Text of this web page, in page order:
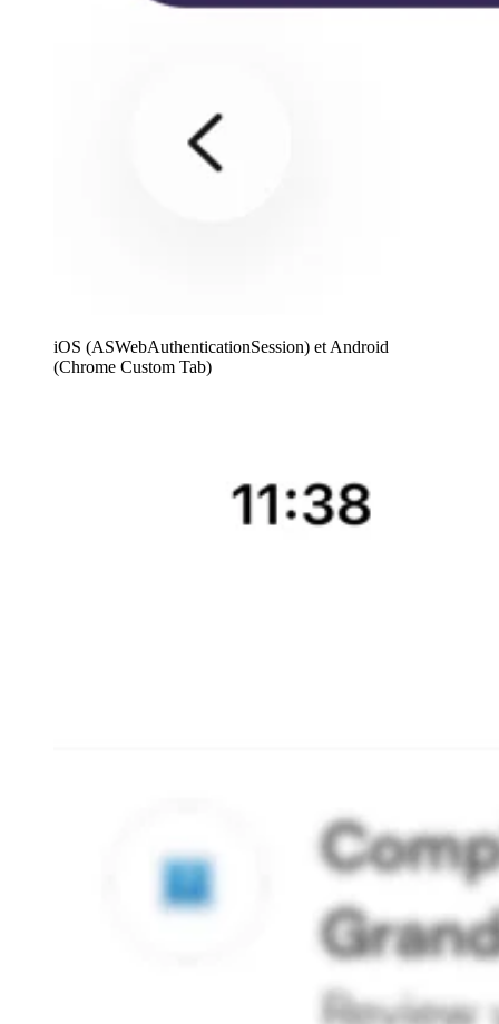
iOS (ASWebAuthenticationSession) et Android
(Chrome Custom Tab)